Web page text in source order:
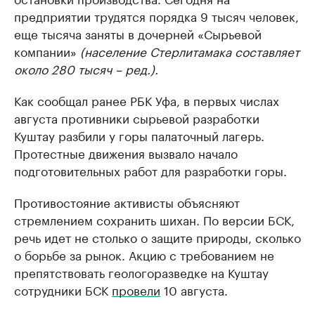
предприятии трудятся порядка 9 тысяч человек,
еще тысяча заняты в дочерней «Сырьевой
компании» (население Стерлитамака составляет
около 280 тысяч – ред.).
Как сообщал ранее РБК Уфа, в первых числах
августа противники сырьевой разработки
Куштау разбили у горы палаточный лагерь.
Протестные движения вызвало начало
подготовительных работ для разработки горы.
Противостояние активисты объясняют
стремлением сохранить шихан. По версии БСК,
речь идет не столько о защите природы, сколько
о борьбе за рынок. Акцию с требованием не
препятствовать геологоразведке на Куштау
сотрудники БСК провели 10 августа.